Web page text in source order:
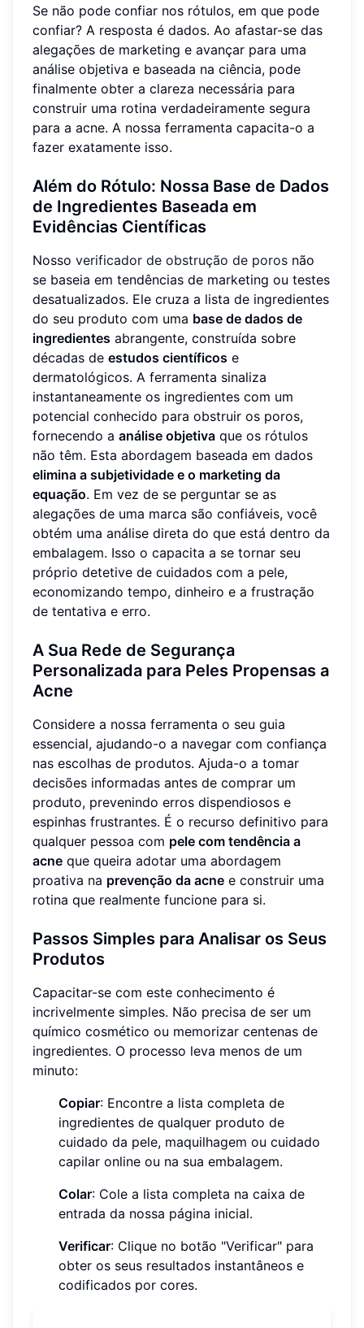
Se não pode confiar nos rótulos, em que pode
confiar? A resposta é dados. Ao afastar-se das
alegações de marketing e avançar para uma
análise objetiva e baseada na ciência, pode
finalmente obter a clareza necessária para
construir uma rotina verdadeiramente segura
para a acne. A nossa ferramenta capacita-o a
fazer exatamente isso.
Além do Rótulo: Nossa Base de Dados
de Ingredientes Baseada em
Evidências Científicas
Nosso verificador de obstrução de poros não
se baseia em tendências de marketing ou testes
desatualizados. Ele cruza a lista de ingredientes
do seu produto com uma base de dados de
ingredientes abrangente, construída sobre
décadas de estudos científicos e
dermatológicos. A ferramenta sinaliza
instantaneamente os ingredientes com um
potencial conhecido para obstruir os poros,
fornecendo a análise objetiva que os rótulos
não têm. Esta abordagem baseada em dados
elimina a subjetividade e o marketing da
equação. Em vez de se perguntar se as
alegações de uma marca são confiáveis, você
obtém uma análise direta do que está dentro da
embalagem. Isso o capacita a se tornar seu
próprio detetive de cuidados com a pele,
economizando tempo, dinheiro e a frustração
de tentativa e erro.
A Sua Rede de Segurança
Personalizada para Peles Propensas a
Acne
Considere a nossa ferramenta o seu guia
essencial, ajudando-o a navegar com confiança
nas escolhas de produtos. Ajuda-o a tomar
decisões informadas antes de comprar um
produto, prevenindo erros dispendiosos e
espinhas frustrantes. É o recurso definitivo para
qualquer pessoa com pele com tendência a
acne que queira adotar uma abordagem
proativa na prevenção da acne e construir uma
rotina que realmente funcione para si.
Passos Simples para Analisar os Seus
Produtos
Capacitar-se com este conhecimento é
incrivelmente simples. Não precisa de ser um
químico cosmético ou memorizar centenas de
ingredientes. O processo leva menos de um
minuto:
Copiar: Encontre a lista completa de
ingredientes de qualquer produto de
cuidado da pele, maquilhagem ou cuidado
capilar online ou na sua embalagem.
Colar: Cole a lista completa na caixa de
entrada da nossa página inicial.
Verificar: Clique no botão "Verificar" para
obter os seus resultados instantâneos e
codificados por cores.